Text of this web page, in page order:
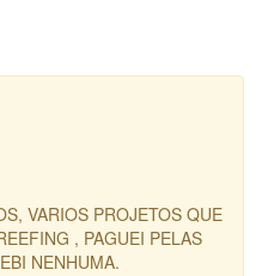
VARIOS PROJETOS QUE
, PAGUEI PELAS
NENHUMA.